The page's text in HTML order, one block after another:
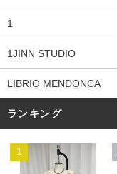
1
1JINN STUDIO
LIBRIO MENDONCA
ランキング
1